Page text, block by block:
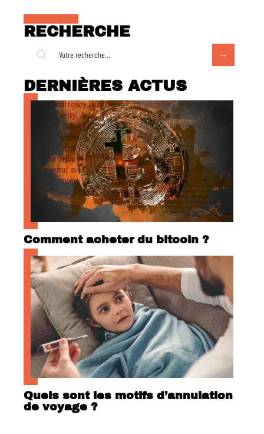
RECHERCHE
DERNIÈRES ACTUS
Comment acheter du bitcoin ?
Quels sont les motifs d’annulation
de voyage ?